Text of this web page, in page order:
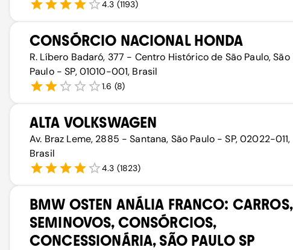
4.3 (1193)
CONSÓRCIO NACIONAL HONDA
R. Líbero Badaró, 377 - Centro Histórico de São Paulo, São
Paulo - SP, 01010-001, Brasil
1.6 (8)
ALTA VOLKSWAGEN
Av. Braz Leme, 2885 - Santana, São Paulo - SP, 02022-011,
Brasil
4.3 (1823)
BMW OSTEN ANÁLIA FRANCO: CARROS,
SEMINOVOS, CONSÓRCIOS,
CONCESSIONÁRIA, SÃO PAULO SP